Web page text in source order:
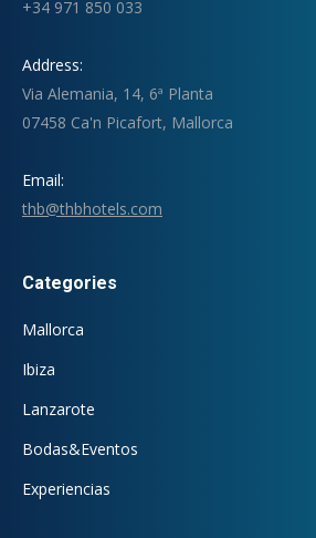
+34 971 850 033
Address:
Via Alemania, 14, 6ª Planta
07458 Ca'n Picafort, Mallorca
Email:
thb@thbhotels.com
Categories
Mallorca
Ibiza
Lanzarote
Bodas&Eventos
Experiencias